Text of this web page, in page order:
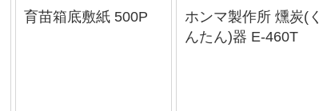
育苗箱底敷紙 500P
ホンマ製作所 燻炭(く
んたん)器 E-460T